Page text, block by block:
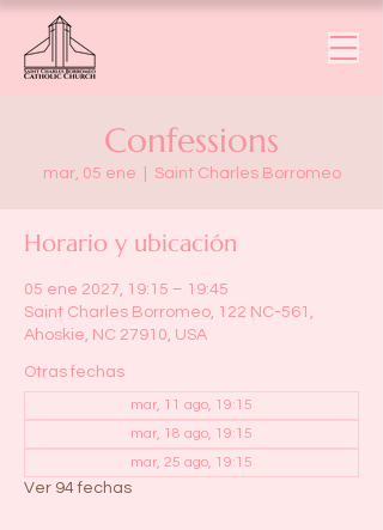
Confessions
mar, 05 ene Saint Charles Borromeo
Horario y ubicación
05 ene 2027, 19:15 – 19:45
Saint Charles Borromeo, 122 NC-561,
Ahoskie, NC 27910, USA
Otras fechas
mar, 11 ago, 19:15
mar, 18 ago, 19:15
mar, 25 ago, 19:15
Ver 94 fechas